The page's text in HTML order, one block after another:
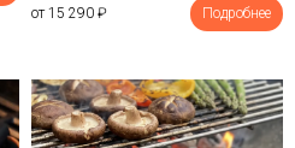
от 15 290 ₽ Подробнее